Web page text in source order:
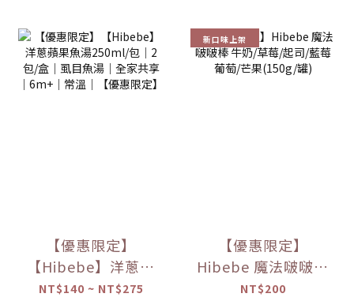
【優惠限定】
【Hibebe】洋蔥蘋
果魚湯250ml/包｜
NT$140 ~ NT$275
新口味上架
【優惠限定】
Hibebe 魔法啵啵棒
牛奶/草莓/起司/藍
NT$200